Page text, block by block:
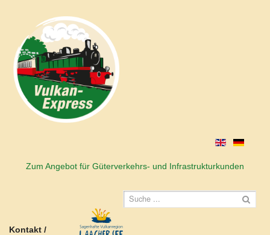
Zum Angebot für Güterverkehrs- und Infrastrukturkunden
Kontakt /